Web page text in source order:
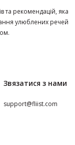
та рекомендацій, яка
улюблених речей
Звязатися з нами
support@fliist.com